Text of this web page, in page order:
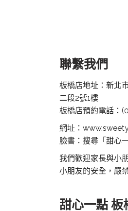
聯繫我們
板橋店地址：新北
二段2號1樓
板橋店預約電話：
網址：
臉書：搜尋「甜心一
我們歡迎家長與小
小朋友的安全，嚴
甜心一點 板